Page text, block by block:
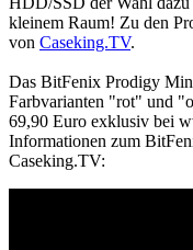
kleinem Raum! Zu den
von Caseking.TV.
Das BitFenix Prodigy
Farbvarianten "rot" und
69,90 Euro exklusiv bei
Informationen zum
Caseking.TV: